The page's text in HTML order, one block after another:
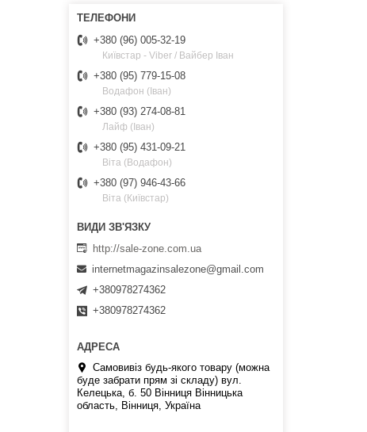
+380 (96) 005-32-19
Київстар - Viber / Вайбер Іван
+380 (95) 779-15-08
Водафон (Іван)
+380 (93) 274-08-81
Лайф (Іван)
+380 (95) 431-09-21
Віта (Водафон)
+380 (97) 946-43-66
Віта (Київстар)
http://sale-zone.com.ua
internetmagazinsalezone@gmail.com
+380978274362
+380978274362
Самовивіз будь-якого товару (можна
буде забрати прям зі складу) вул.
Келецька, б. 50 Вінниця Вінницька
область, Вінниця, Україна